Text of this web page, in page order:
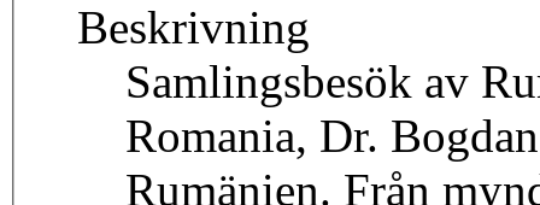
Beskrivning
Samlingsbesök av
Romania, Dr.
Rumänien. Från